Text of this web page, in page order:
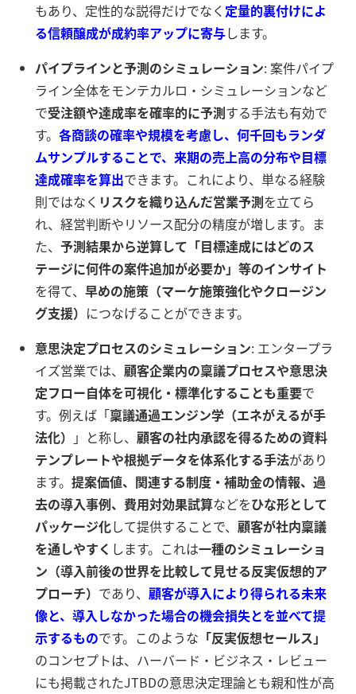
もあり、定性的な説得だけでなく 定量的裏付けによ
る信頼醸成が成約率アップに寄与します。
パイプラインと予測のシミュレーション: 案件パイプ
ライン全体をモンテカルロ・シミュレーションなど
で受注額や達成率を確率的に予測する手法も有効で
す。 各商談の確率や規模を考慮し、何千回もランダ
ムサンプルすることで、来期の売上高の分布や目標
達成確率を算出できます。これにより、単なる経験
則ではなく リスクを織り込んだ営業予測を立てら
れ、経営判断やリソース配分の精度が増します。ま
た、 予測結果から逆算して「目標達成にはどのス
テージに何件の案件追加が必要か」等のインサイト
を得て、 早めの施策（マーケ施策強化やクロージン
グ支援） につなげることができます。
意思決定プロセスのシミュレーション: エンタープラ
イズ営業では、 顧客企業内の稟議プロセスや意思決
定フロー自体を可視化・標準化することも重要で
す。例えば「稟議通過エンジン学（エネがえるが手
法化） 」と称し、 顧客の社内承認を得るための資料
テンプレートや根拠データを体系化する手法があり
ます。 提案価値、関連する制度・補助金の情報、過
去の導入事例、費用対効果試算などをひな形として
パッケージ化して提供することで、 顧客が社内稟議
を通しやすく します。これは一種のシミュレーショ
ン（導入前後の世界を比較して見せる反実仮想的ア
プローチ） であり、 顧客が導入により得られる未来
像と、導入しなかった場合の機会損失とを並べて提
示するものです。このような 「反実仮想セールス」
のコンセプトは、ハーバード・ビジネス・レビュー
にも掲載されたJTBDの意思決定理論とも親和性が高